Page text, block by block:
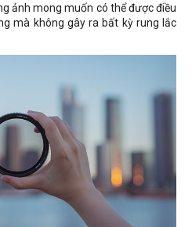
ảnh mong muốn có thể được điều
mà không gây ra bất kỳ rung lắc